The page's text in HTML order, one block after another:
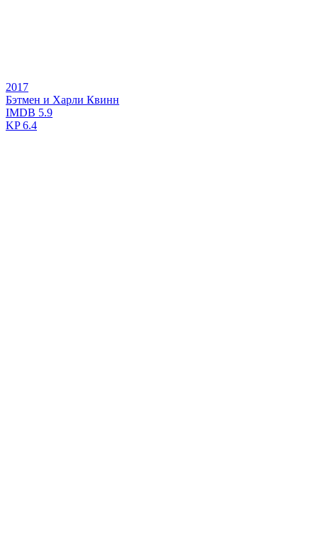
2017
Бэтмен и Харли Квинн
IMDB 5.9
KP6.4